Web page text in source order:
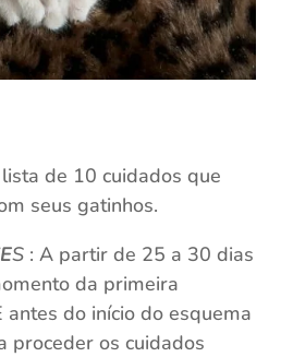
de 10 cuidados que
seus gatinhos.
S: A partir de 25 a 30 dias
da primeira
antes do início do esquema
proceder os cuidados